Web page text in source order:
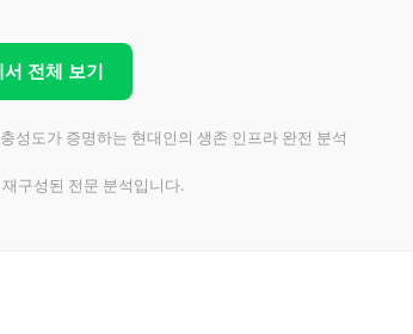
전체 보기
성도가 증명하는 현대인의 생존 인프라 완전 분석
구성된 전문 분석입니다.